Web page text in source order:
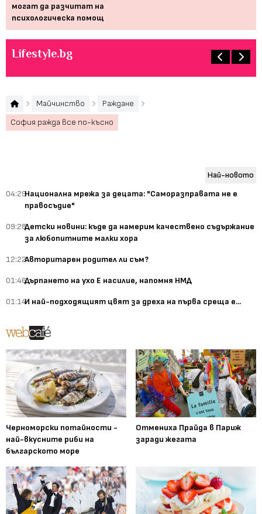
могат да разчитат на
психологическа помощ
Lifestyle.bg
Майчинство
Раждане
София ражда все по-късно
Най-новото
04:29Национална мрежа за децата: "Саморазправата не е
правосъдие"
09:28Детски новини: къде да намерим качествено съдържание
за любопитните малки хора
12:22Авторитарен родител ли съм?
01:46Дърпането на ухо Е насилие, напомня НМД
01:14И най-подходящият цвят за дреха на първа среща е...
Черноморски потайности -
най-вкусните риби на
българското море
Отмениха Прайда в Париж
заради жегата